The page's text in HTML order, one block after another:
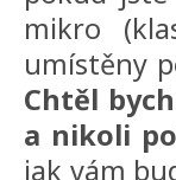
mikro
umístěny
Chtěl
a nikoli
jak vám